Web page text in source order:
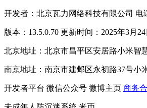
开发者：北京瓦力网络科技有限公司 电
版本：13.5.0.70 更新时间：2025年3月24
北京地址：北京市昌平区安居路小米智
南京地址：南京市建邺区永初路37号小
开发者平台 微信公众号 微博主页 商务